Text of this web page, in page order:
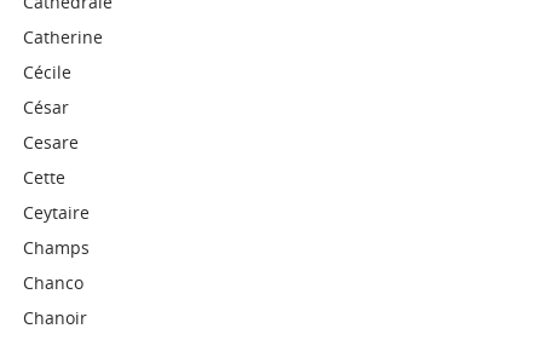
Catherine
Cécile
César
Cesare
Cette
Ceytaire
Champs
Chanco
Chanoir